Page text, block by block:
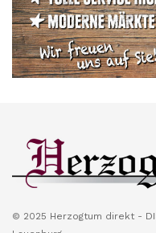
© 2025 Herzogtum direkt -